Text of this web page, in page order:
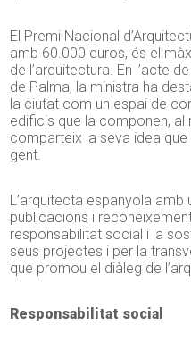
El Premi Nacional
amb 60.000 euros, és el
de l’arquitectura. En l’acte
de Palma, la ministra ha
la ciutat com un espai de
edificis que la componen, al
comparteix la seva idea que
gent.
L’arquitecta espanyola amb
publicacions i
responsabilitat social i la
seus projectes i per la
que promou el diàleg de
Responsabilitat social